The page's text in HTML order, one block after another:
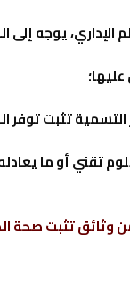
يوجه إلى
تقني أو ما
وثائق تثبت صحة